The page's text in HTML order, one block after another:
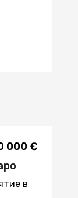
000 €
в